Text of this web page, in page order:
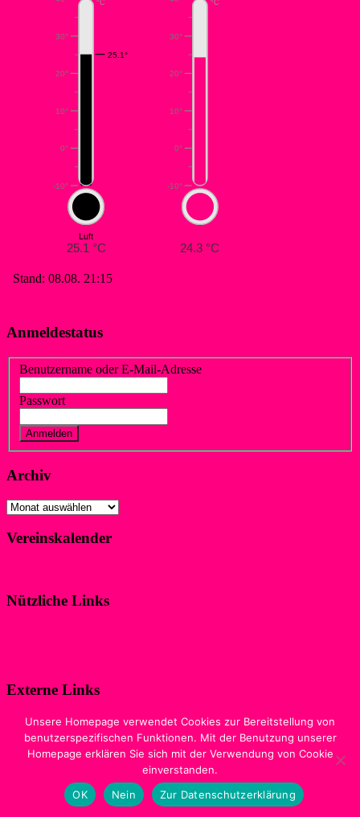
Anmeldestatus
Benutzername oder E-Mail-Adresse
Passwort
Archiv
Archiv
Vereinskalender
Nützliche Links
Externe Links
Digitale Ausgabe der Zeitschrift
„WIR IM SPORT“
Sewobe Vereinssoftware
Copyright © 2026 WSF-Liblar. Alle Rechte vorbehalten. Theme
von ThemeGrill. Präsentiert von:WordPress.
Unsere Homepage verwendet Cookies zur Bereitstellung von
benutzerspezifischen Funktionen. Mit der Benutzung unserer
Homepage erklären Sie sich mit der Verwendung von Cookie
einverstanden.
OK
Nein Zur Datenschutzerklärung